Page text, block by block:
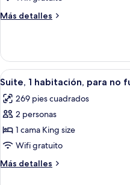
Deluxe,
1
para
no
fumadores
Más detalles
Más
Deluxe,
habitación,
no
fumadores
Abrir
todas
las
fotos
de
Suite,
1
habitación,
5
Suite, 1 habitación, para no
269 pies cuadrados
2 personas
1 cama King size
Wifi gratuito
Más detalles
Más